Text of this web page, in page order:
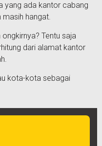
yang ada kantor cabang
masih hangat.
Tentu saja
dari alamat kantor
kota-kota sebagai